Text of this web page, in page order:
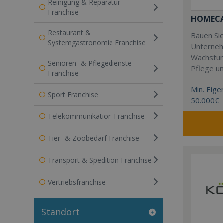
Reinigung & Reparatur
Franchise
Restaurant &
Systemgastronomie Franchise
Senioren- & Pflegedienste
Franchise
Sport Franchise
Telekommunikation Franchise
Tier- & Zoobedarf Franchise
Transport & Spedition Franchise
Vertriebsfranchise
Standort
Bauen
Pflege
Min.
50.000€